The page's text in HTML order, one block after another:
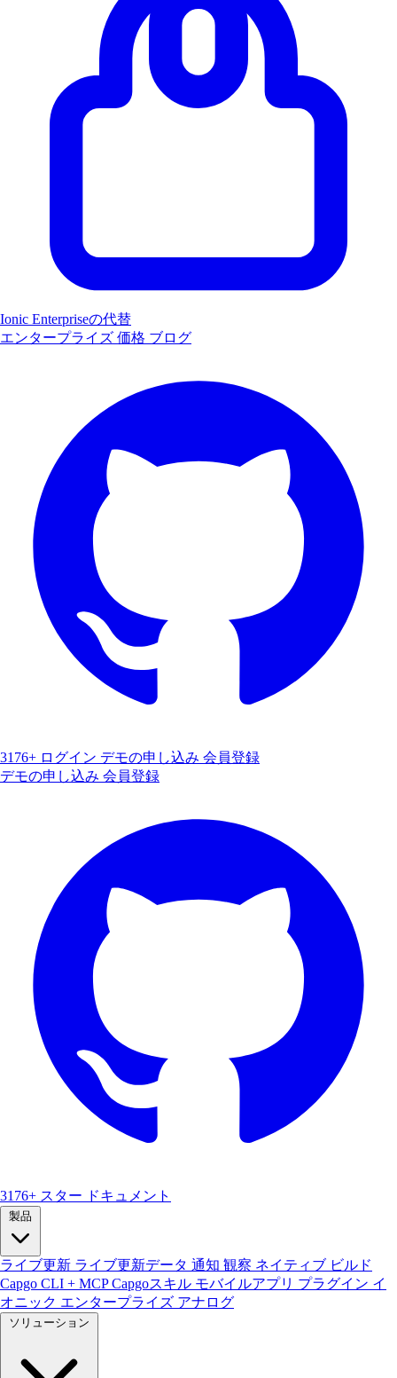
Ionic Enterpriseの代替
エンタープライズ 価格 ブログ
3176+ ログイン デモの申し込み 会員登録
デモの申し込み 会員登録
3176+ スター ドキュメント
製品
ライブ更新 ライブ更新データ 通知 観察 ネイティブ ビルド
Capgo CLI + MCPCapgoスキル モバイルアプリ プラグイン イ
オニック エンタープライズ アナログ
ソリューション